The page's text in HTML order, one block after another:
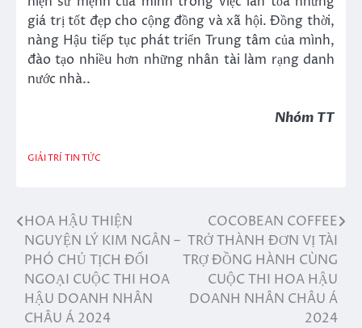
giá trị tốt đẹp cho cộng đồng và xã hội. Đồng thời,
nàng Hậu tiếp tục phát triển Trung tâm của mình,
đào tạo nhiều hơn những nhân tài làm rạng danh
nước nhà..
Nhóm TT
GIẢI TRÍ TIN TỨC
Điều
hướng
bài
viết
HOA HẬU THIỆN
NGUYỆN LÝ KIM NGÂN –
PHÓ CHỦ TỊCH ĐỐI
NGOẠI CUỘC THI HOA
HẬU DOANH NHÂN
CHÂU Á 2024
COCOBEAN COFFEE
TRỞ THÀNH ĐƠN VỊ TÀI
TRỢ ĐỒNG HÀNH CÙNG
CUỘC THI HOA HẬU
DOANH NHÂN CHÂU Á
2024